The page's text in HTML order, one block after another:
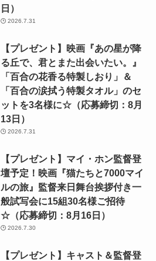
日）
2026.7.31
【プレゼント】映画『あの星が降
る丘で、君とまた出会いたい。』
「百合の花香る特製しおり」＆
「百合の涙拭う特製タオル」のセ
ットを3名様に☆（応募締切：8月
13日）
2026.7.31
【プレゼント】マイ・ホン監督登
壇予定！映画『猫たちと7000マイ
ルの旅』監督来日舞台挨拶付き一
般試写会に15組30名様ご招待
☆（応募締切：8月16日）
2026.7.30
【プレゼント】キャスト＆監督登